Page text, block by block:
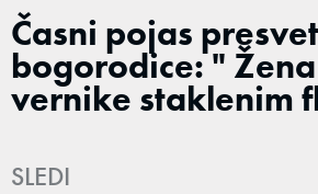
Časni pojas
bogorodice: "
vernike staklenim
SLEDI